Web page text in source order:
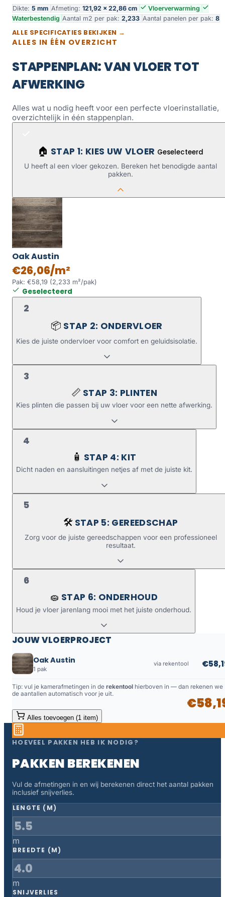
Dikte: 5 mm Afmeting: 121,92 × 22,86 cm
Vloerverwarming
Waterbestendig Aantal m2 per pak: 2,233 Aantal panelen per pak: 8
ALLE SPECIFICATIES BEKIJKEN →
ALLES IN ÉÉN OVERZICHT
STAPPENPLAN: VAN VLOER TOT
AFWERKING
Alles wat u nodig heeft voor een perfecte vloerinstallatie,
overzichtelijk in één stappenplan.
🏠 STAP 1: KIES UW VLOER Geselecteerd
U heeft al een vloer gekozen. Bereken het benodigde aantal
pakken.
Oak Austin
€26,06/m²
Pak: €58,19 (2,233 m²/pak)
Geselecteerd
2
📦 STAP 2: ONDERVLOER
Kies de juiste ondervloer voor comfort en geluidsisolatie.
3
📏 STAP 3: PLINTEN
Kies plinten die passen bij uw vloer voor een nette afwerking.
4
🧴 STAP 4: KIT
Dicht naden en aansluitingen netjes af met de juiste kit.
5
🛠️ STAP 5: GEREEDSCHAP
Zorg voor de juiste gereedschappen voor een professioneel
resultaat.
6
🧽 STAP 6: ONDERHOUD
Houd je vloer jarenlang mooi met het juiste onderhoud.
JOUW VLOERPROJECT
Oak Austin
1 pak
via rekentool
Tip: vul je kamerafmetingen in de rekentool hierboven in — dan rekenen we
de aantallen automatisch voor je uit.
Alles toevoegen (1 item)
HOEVEEL PAKKEN HEB IK NODIG?
PAKKEN BEREKENEN
Vul de afmetingen in en wij berekenen direct het aantal pakken
inclusief snijverlies.
LENGTE (M)
m
BREEDTE (M)
m
SNIJVERLIES